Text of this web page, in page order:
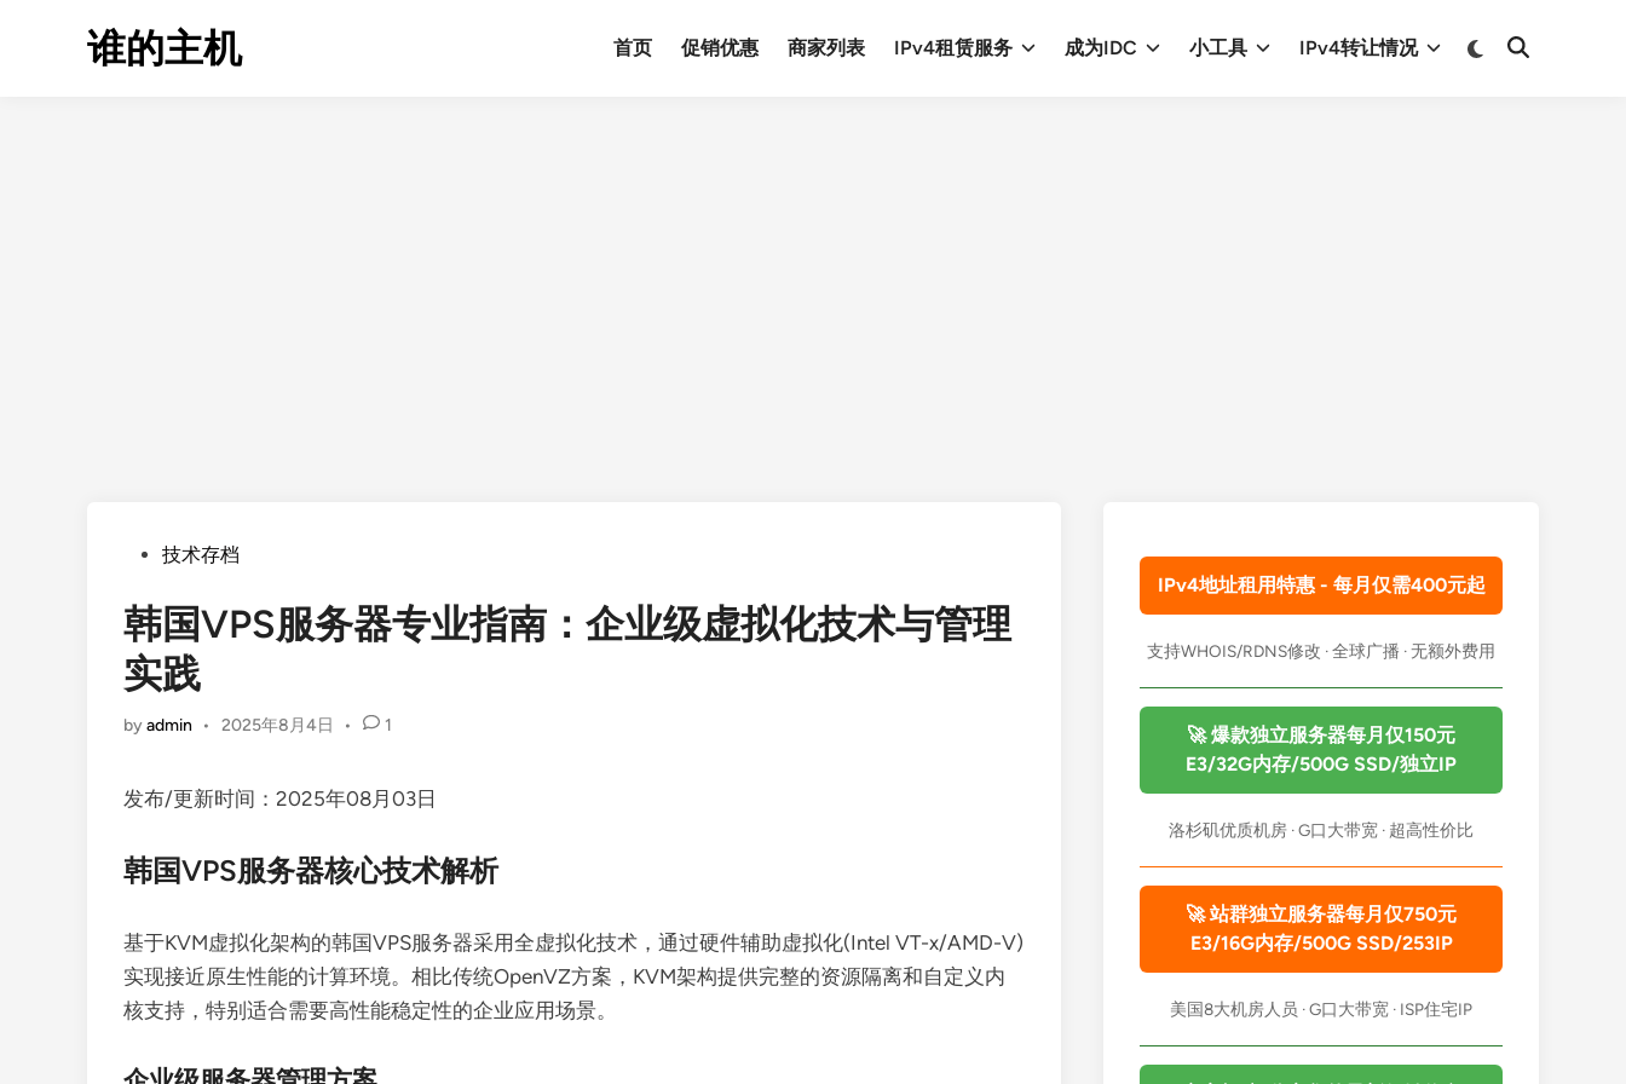
谁的主机 首页 促销优惠 商家列表 IPv4租赁服务 成为IDC 小工具 IPv4转让情况
Switch
Open
Posted技术存档
韩国VPS服务器专业指南：企业级虚拟化技术与管理
实践
byadmin • 2025年8月4日 • 1
发布/更新时间：2025年08月03日
韩国VPS服务器核心技术解析
基于KVM虚拟化架构的韩国VPS服务器采用全虚拟化技术，通过硬件辅助虚拟化(Intel VT-x/AMD-V)
实现接近原生性能的计算环境。相比传统OpenVZ方案，KVM架构提供完整的资源隔离和自定义内
核支持，特别适合需要高性能稳定性的企业应用场景。
IPv4地址租用特惠 - 每月仅需400元起
支持WHOIS/RDNS修改 · 全球广播 · 无额外费用
🚀 爆款独立服务器每月仅150元
E3/32G内存/500G SSD/独立IP
洛杉矶优质机房 · G口大带宽 · 超高性价比
🚀 站群独立服务器每月仅750元
E3/16G内存/500G SSD/253IP
美国8大机房人员 · G口大带宽 · ISP住宅IP